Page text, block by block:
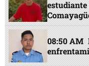
08:50 AM